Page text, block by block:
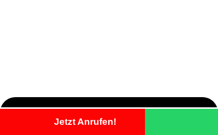
Jetzt Anrufen!